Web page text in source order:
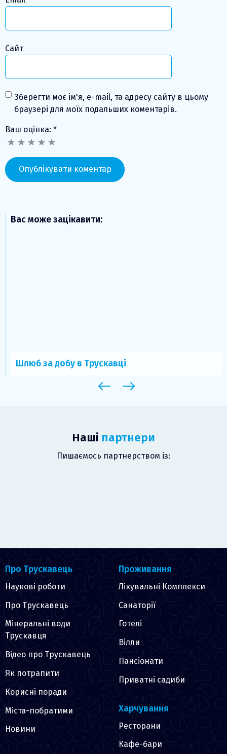
Сайт
Зберегти моє ім'я, e-mail, та адресу сайту в цьому
браузері для моїх подальших коментарів.
Ваш оцінка: *
Вас може зацікавити:
Шлюб за добу в Трускавці
Наші партнери
Пишаємось партнерством із:
Про Трускавець
Наукові роботи
Про Трускавець
Мінеральні води
Трускавця
Відео про Трускавець
Як потрапити
Корисні поради
Міста-побратими
Новини
Проживання
Лікувальні Комплекси
Санаторії
Готелі
Вілли
Пансіонати
Приватні садиби
Харчування
Ресторани
Кафе-бари